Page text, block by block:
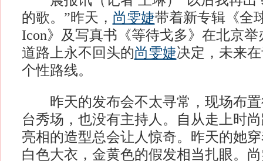
的歌。”昨天， 尚雯婕带着新专辑《全
Icon》及写真书《等待戈多》在北京
道路上永不回头的尚雯婕决定，未来
个性路线。
昨天的发布会不太寻常，现场布置
台秀场，也没有主持人。自从走上时
亮相的造型总会让人惊奇。昨天的她
白色大衣，金黄色的假发相当扎眼。